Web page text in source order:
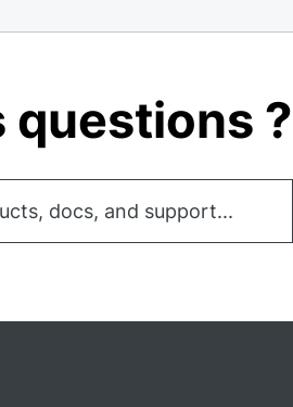
questions ?
docs, and support...